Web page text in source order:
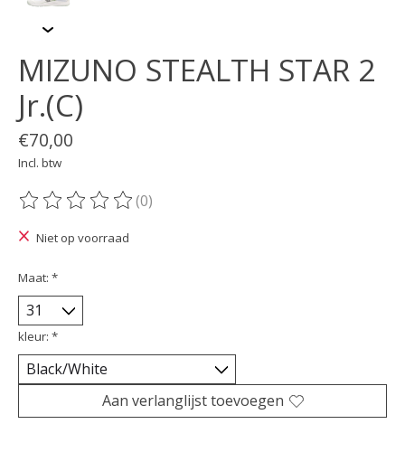
MIZUNO STEALTH STAR 2
Jr.(C)
€70,00
Incl. btw
De beoordeling van dit product is
(0)
Niet op voorraad
Maat: *
kleur: *
Aan verlanglijst toevoegen